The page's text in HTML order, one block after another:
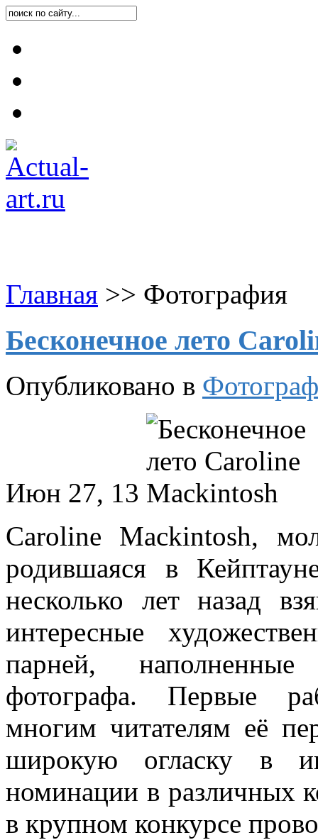
Главная >> Фотография
Бесконечное лето
Опубликовано в
Июн 27, 13
Caroline Mackintosh,
родившаяся в
несколько лет назад
интересные
парней,
фотографа. Первые
многим читателям её
широкую огласку в
номинации в различных
в крупном конкурсе